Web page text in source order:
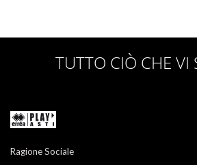
TUTTO CIÒ CHE VI
Ragione Sociale